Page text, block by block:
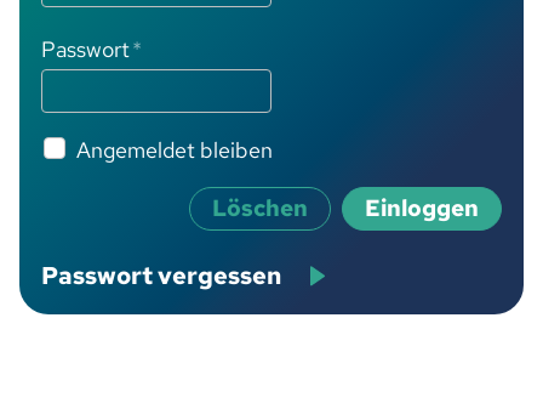
Passwort*
Angemeldet bleiben
Löschen Einloggen
Passwort vergessen